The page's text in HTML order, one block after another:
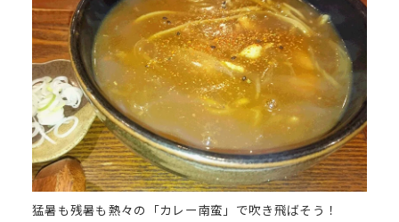
猛暑も残暑も熱々の「カレー南蛮」で吹き飛ばそう！